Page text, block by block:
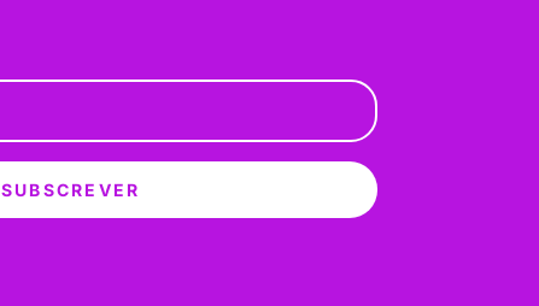
SUBSCREVER